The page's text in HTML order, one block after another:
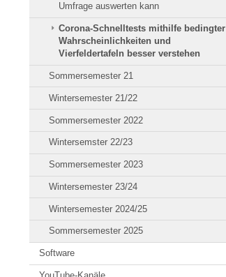
Umfrage auswerten kann
Corona-Schnelltests mithilfe bedingter
Wahrscheinlichkeiten und
Vierfeldertafeln besser verstehen
Sommersemester 21
Wintersemester 21/22
Sommersemester 2022
Wintersemster 22/23
Sommersemester 2023
Wintersemester 23/24
Wintersemester 2024/25
Sommersemester 2025
Software